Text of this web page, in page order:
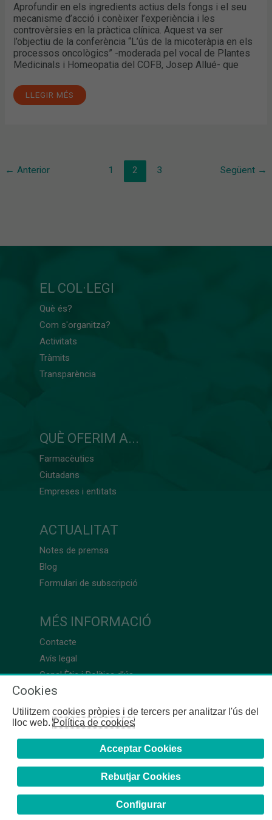
Aprofundir en els ingredients actius dels fongs i el seu
mecanisme d’acció i conèixer l’experiència i les
controvèrsies en la pràctica clínica. Aquest va ser
l’objectiu de la conferència “L’ús de la micoteràpia en els
processos oncològics” -moderada pel vocal de Plantes
Medicinals i Homeopatia del COFB, Josep Allué- que
LLEGIR MÉS
← Anterior 1 2 3 Següent →
EL COL·LEGI
Què és?
Com s'organitza?
Activitats
Tràmits
Transparència
QUÈ OFERIM A...
Farmacèutics
Ciutadans
Empreses i entitats
ACTUALITAT
Notes de premsa
Blog
Formulari de subscripció
MÉS INFORMACIÓ
Contacte
Avís legal
Canal Ètic i Política d’ús
Cookies
Utilitzem cookies pròpies i de tercers per analitzar l'ús del
lloc web.Política de cookies
Acceptar Cookies
Rebutjar Cookies
Configurar